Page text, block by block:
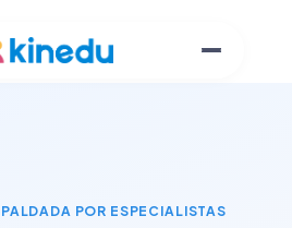
POR ESPECIALISTAS